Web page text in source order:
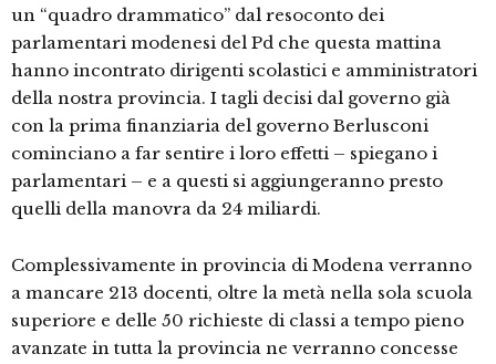
un “quadro drammatico” dal resoconto dei
parlamentari modenesi del Pd che questa mattina
hanno incontrato dirigenti scolastici e amministratori
della nostra provincia. I tagli decisi dal governo già
con la prima finanziaria del governo Berlusconi
cominciano a far sentire i loro effetti – spiegano i
parlamentari – e a questi si aggiungeranno presto
quelli della manovra da 24 miliardi.
Complessivamente in provincia di Modena verranno
a mancare 213 docenti, oltre la metà nella sola scuola
superiore e delle 50 richieste di classi a tempo pieno
avanzate in tutta la provincia ne verranno concesse